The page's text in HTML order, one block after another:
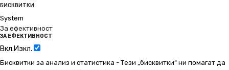
БИСКВИТКИ
System
За ефективност
ЗА ЕФЕКТИВНОСТ
Вкл.Изкл.
Бисквитки за анализ и статистика - Тези „бисквитки“ ни помагат да